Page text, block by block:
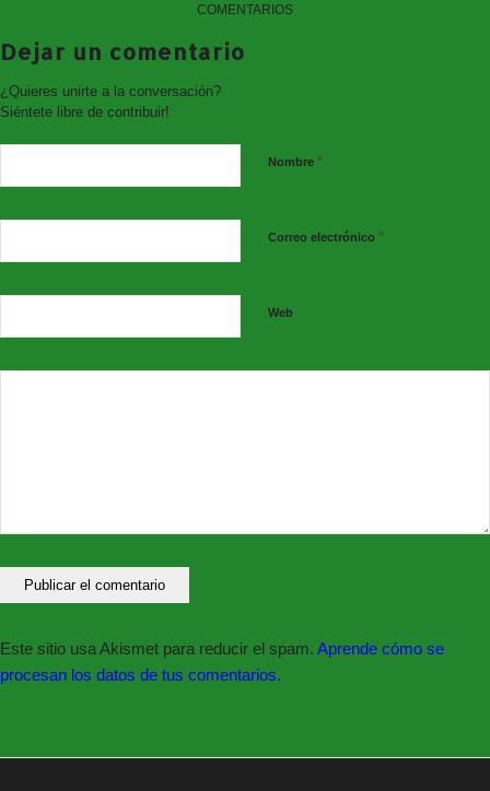
COMENTARIOS
Dejar un comentario
¿Quieres unirte a la conversación?
Siéntete libre de contribuir!
Nombre *
Correo electrónico *
Web
Este sitio usa Akismet para reducir el spam. Aprende cómo se
procesan los datos de tus comentarios.